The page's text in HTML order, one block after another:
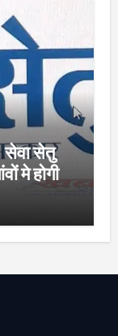
सेवा सेतु
मे होगी